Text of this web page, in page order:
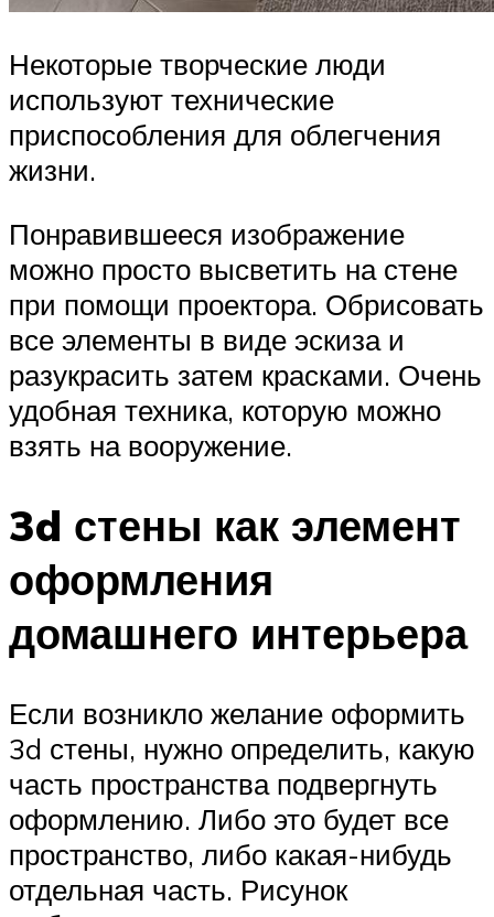
Некоторые творческие люди
используют технические
приспособления для облегчения
жизни.
Понравившееся изображение
можно просто высветить на стене
при помощи проектора. Обрисовать
все элементы в виде эскиза и
разукрасить затем красками. Очень
удобная техника, которую можно
взять на вооружение.
3d стены как элемент
оформления
домашнего интерьера
Если возникло желание оформить
3d стены, нужно определить, какую
часть пространства подвергнуть
оформлению. Либо это будет все
пространство, либо какая-нибудь
отдельная часть. Рисунок